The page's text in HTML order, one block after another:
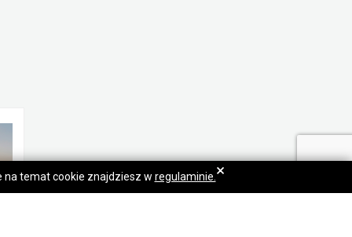
na temat cookie znajdziesz w regulaminie. ×